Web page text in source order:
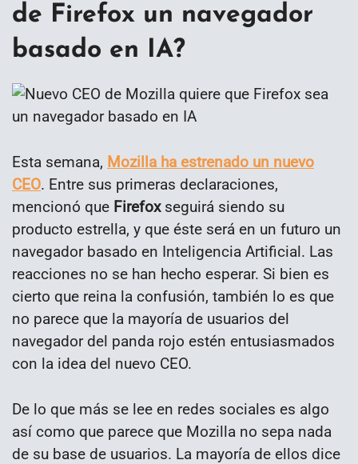
de Firefox un navegador
basado en IA?
Esta semana, Mozilla ha estrenado un nuevo
CEO. Entre sus primeras declaraciones,
mencionó que Firefoxseguirá siendo su
producto estrella, y que éste será en un futuro un
navegador basado en Inteligencia Artificial. Las
reacciones no se han hecho esperar. Si bien es
cierto que reina la confusión, también lo es que
no parece que la mayoría de usuarios del
navegador del panda rojo estén entusiasmados
con la idea del nuevo CEO.
De lo que más se lee en redes sociales es algo
así como que parece que Mozilla no sepa nada
de su base de usuarios. La mayoría de ellos dice